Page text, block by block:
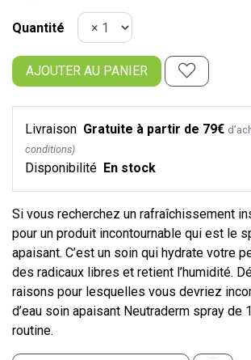
Quantité
AJOUTER AU PANIER
Livraison Gratuite à partir de 79€
conditions)
Disponibilité En stock
Si vous recherchez un rafraîchissement
pour un produit incontournable qui est le
apaisant. C’est un soin qui hydrate votre
des radicaux libres et retient l’humidité.
raisons pour lesquelles vous devriez
d’eau soin apaisant Neutraderm spray de
routine.